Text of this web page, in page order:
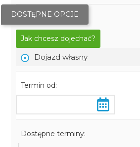
DOSTĘPNE OPCJE
Jak chcesz dojechać?
Dojazd własny
Termin od:
Dostępne terminy: